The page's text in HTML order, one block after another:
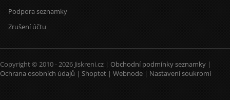
Podpora seznamky
Zrušení účtu
Copyright © 2010 - 2026 Jiskreni.cz | Obchodní podmínky seznamky |
Ochrana osobních údajů | Shoptet | Webnode | Nastavení soukromí